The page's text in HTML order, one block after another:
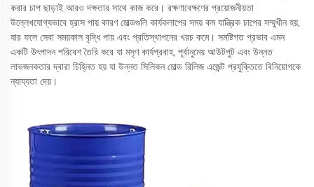
করার চাপ ছাড়াই আরও দক্ষতার সাথে কাজ করে। রক্ষণাবেক্ষণের প্রয়োজনীয়তা
উল্লেখযোগ্যভাবে হ্রাস পায় কারণ মোল্ডগুলি কার্যকলাপের সময় কম যান্ত্রিক চাপের সম্মুখীন হয়,
যার ফলে সেবা সময়কাল বৃদ্ধি পায় এবং প্রতিস্থাপনের খরচ কমে। সমষ্টিগত প্রভাব এমন
একটি উৎপাদন পরিবেশ তৈরি করে যা মসৃণ কার্যপ্রবাহ, পূর্বানুমেয় আউটপুট এবং উন্নত
লাভজনকতার দ্বারা চিহ্নিত হয় যা উন্নত সিলিকন মোল্ড রিলিজ এজেন্ট প্রযুক্তিতে বিনিয়োগকে
ন্যায্যতা দেয়।